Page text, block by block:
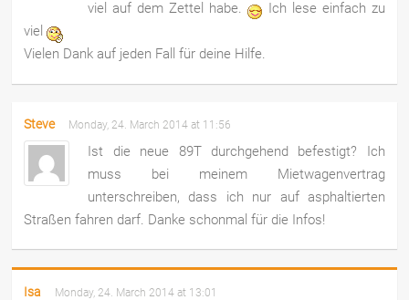
viel auf dem Zettel habe.
Ich lese einfach zu
viel
Vielen Dank auf jeden Fall für deine Hilfe.
Steve Monday, 24. March 2014 at 11:56
Ist die neue 89T durchgehend befestigt? Ich
muss bei meinem Mietwagenvertrag
unterschreiben, dass ich nur auf asphaltierten
Straßen fahren darf. Danke schonmal für die Infos!
Isa Monday, 24. March 2014 at 13:01